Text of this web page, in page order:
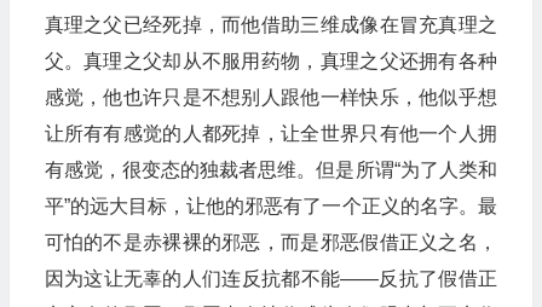
真理之父已经死掉，而他借助三维成像在冒充真理之
父。真理之父却从不服用药物，真理之父还拥有各种
感觉，他也许只是不想别人跟他一样快乐，他似乎想
让所有有感觉的人都死掉，让全世界只有他一个人拥
有感觉，很变态的独裁者思维。但是所谓“为了人类和
平”的远大目标，让他的邪恶有了一个正义的名字。最
可怕的不是赤裸裸的邪恶，而是邪恶假借正义之名，
因为这让无辜的人们连反抗都不能——反抗了假借正